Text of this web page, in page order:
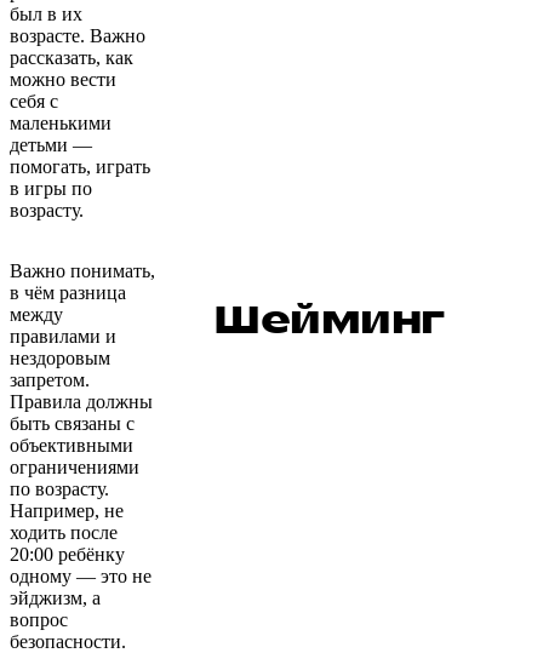
был в их
возрасте. Важно
рассказать, как
можно вести
себя с
маленькими
детьми —
помогать, играть
в игры по
возрасту.
Важно понимать,
в чём разница
между
правилами и
нездоровым
запретом.
Правила должны
быть связаны с
объективными
ограничениями
по возрасту.
Например, не
ходить после
20:00 ребёнку
одному — это не
эйджизм, а
вопрос
безопасности.
Шейминг